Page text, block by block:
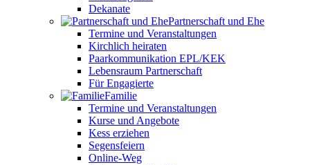
Dekanate
Partnerschaft und Ehe
Termine und Veranstaltungen
Kirchlich heiraten
Paarkommunikation EPL/KEK
Lebensraum Partnerschaft
Für Engagierte
Familie
Termine und Veranstaltungen
Kurse und Angebote
Kess erziehen
Segensfeiern
Online-Weg